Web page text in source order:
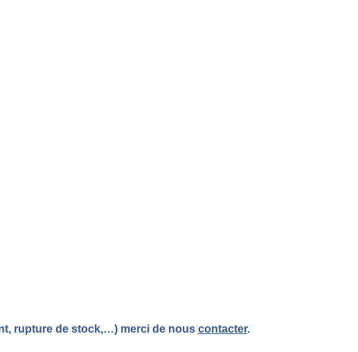
rupture de stock,…) merci de nous contacter.